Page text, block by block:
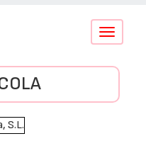
Conmutar